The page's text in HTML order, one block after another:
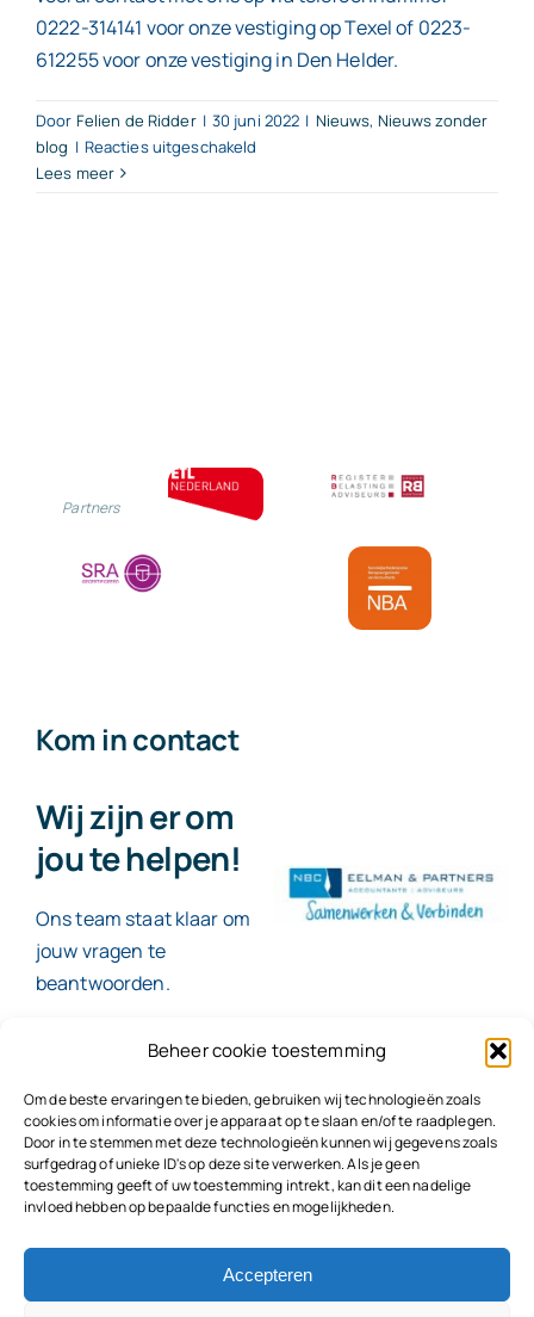
Beheer cookie toestemming
Om de beste ervaringen te bieden, gebruiken wij technologieën zoals
cookies om informatie over je apparaat op te slaan en/of te raadplegen.
Door in te stemmen met deze technologieën kunnen wij gegevens zoals
surfgedrag of unieke ID's op deze site verwerken. Als je geen
toestemming geeft of uw toestemming intrekt, kan dit een nadelige
invloed hebben op bepaalde functies en mogelijkheden.
Accepteren
0222-314141 voor onze vestiging op Texel of 0223-
612255 voor onze vestiging in Den Helder.
Door Felien de Ridder | 30 juni 2022 | Nieuws, Nieuws zonder
blog | Reacties uitgeschakeld
2022
Lees meer
Partners
Kom in contact
Wij zijn er om
jou te helpen!
Ons team staat klaar om
jouw vragen te
beantwoorden.
Contact
© 2026NBC Eelman & Partners |KvK: 78187591
Algemene voorwaarden|Disclaimer | Copyright |